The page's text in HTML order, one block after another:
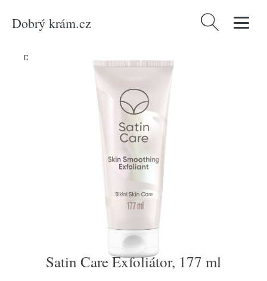
Dobrý krám.cz Vyhledávání
Domů
Satin Care Exfoliátor, 177 ml